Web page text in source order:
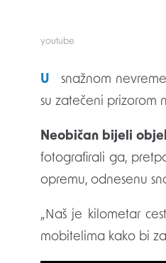
youtube
U snažnom
su zatečeni prizorom
Neobičan bijeli
fotografirali ga,
opremu, odnesenu
„Naš je kilometar
mobitelima kako bi